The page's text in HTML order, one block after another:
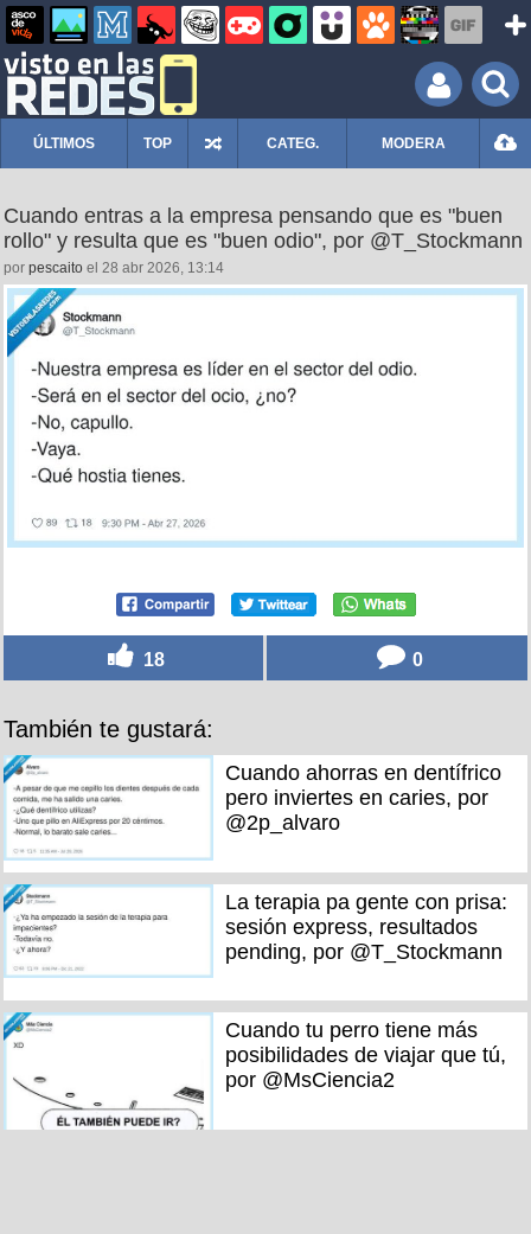
ÚLTIMOS TOP CATEG. MODERA
Cuando entras a la empresa pensando que es "buen
rollo" y resulta que es "buen odio", por @T_Stockmann
por pescaito el 28 abr 2026, 13:14
18 0
También te gustará:
Cuando ahorras en dentífrico
pero inviertes en caries, por
@2p_alvaro
La terapia pa gente con prisa:
sesión express, resultados
pending, por @T_Stockmann
Cuando tu perro tiene más
posibilidades de viajar que tú,
por @MsCiencia2